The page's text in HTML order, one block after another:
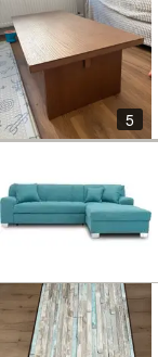
5